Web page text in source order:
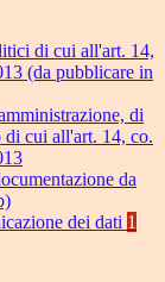
di cui all'art. 14,
(da pubblicare in
di
cui all'art. 14, co.
da
dei dati 1